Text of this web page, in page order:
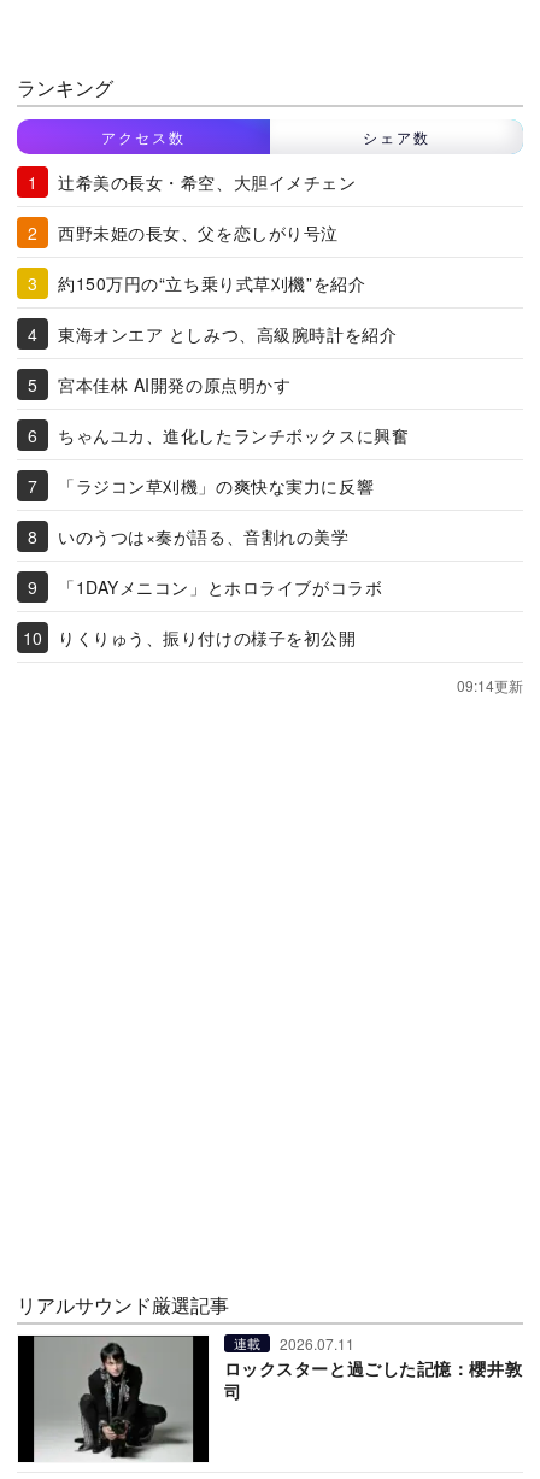
ランキング
アクセス数 シェア数
辻希美の長女・希空、大胆イメチェン
西野未姫の長女、父を恋しがり号泣
約150万円の“立ち乗り式草刈機”を紹介
東海オンエア としみつ、高級腕時計を紹介
宮本佳林 AI開発の原点明かす
ちゃんユカ、進化したランチボックスに興奮
「ラジコン草刈機」の爽快な実力に反響
いのうつは×奏が語る、音割れの美学
「1DAYメニコン」とホロライブがコラボ
りくりゅう、振り付けの様子を初公開
09:14更新
リアルサウンド厳選記事
連載 2026.07.11
ロックスターと過ごした記憶：櫻井敦
司